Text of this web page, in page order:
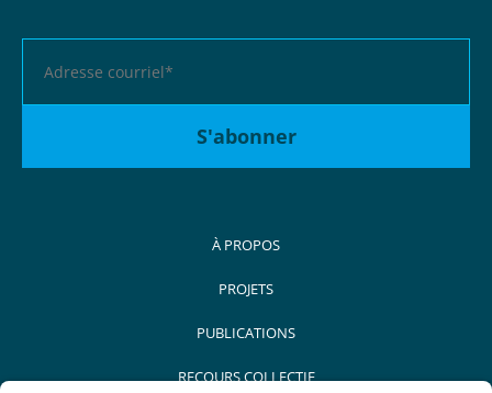
À PROPOS
PROJETS
PUBLICATIONS
RECOURS COLLECTIF